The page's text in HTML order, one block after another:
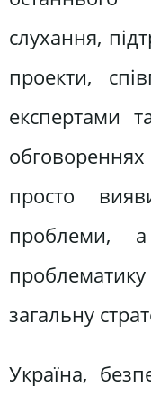
слухання,
проекти,
експертами
просто
проблеми, а
загальну
Україна,